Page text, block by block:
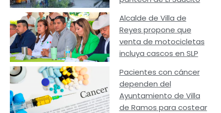
Alcalde de Villa de
Reyes propone que
venta de motocicletas
incluya cascos en SLP
Pacientes con cáncer
dependen del
Ayuntamiento de Villa
de Ramos para costear